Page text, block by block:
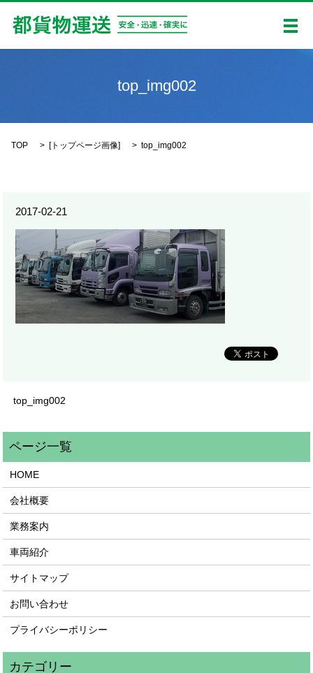
メ
top_img002
TOP [トップページ画像] top_img002
2017-02-21
top_img002
HOME
会社概要
業務案内
車両紹介
サイトマップ
お問い合わせ
プライバシーポリシー